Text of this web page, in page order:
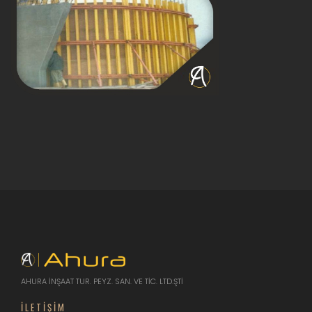
AHURA İNŞAAT TUR. PEYZ. SAN. VE TİC. LTD.ŞTİ
İLETIŞIM